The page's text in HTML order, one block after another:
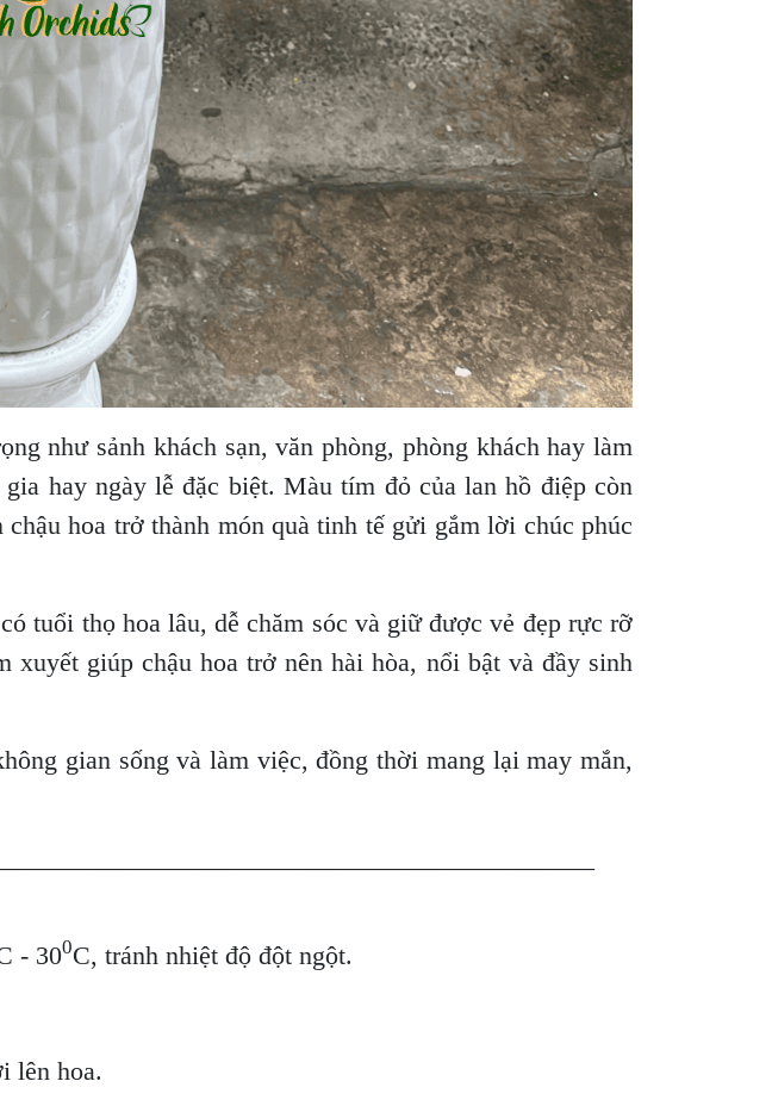
như sảnh khách sạn, văn phòng, phòng khách hay làm
hay ngày lễ đặc biệt. Màu tím đỏ của lan hồ điệp còn
hoa trở thành món quà tinh tế gửi gắm lời chúc phúc
tuổi thọ hoa lâu, dễ chăm sóc và giữ được vẻ đẹp rực rỡ
giúp chậu hoa trở nên hài hòa, nổi bật và đầy sinh
gian sống và làm việc, đồng thời mang lại may mắn,
- 300C, tránh nhiệt độ đột ngột.
lên hoa.